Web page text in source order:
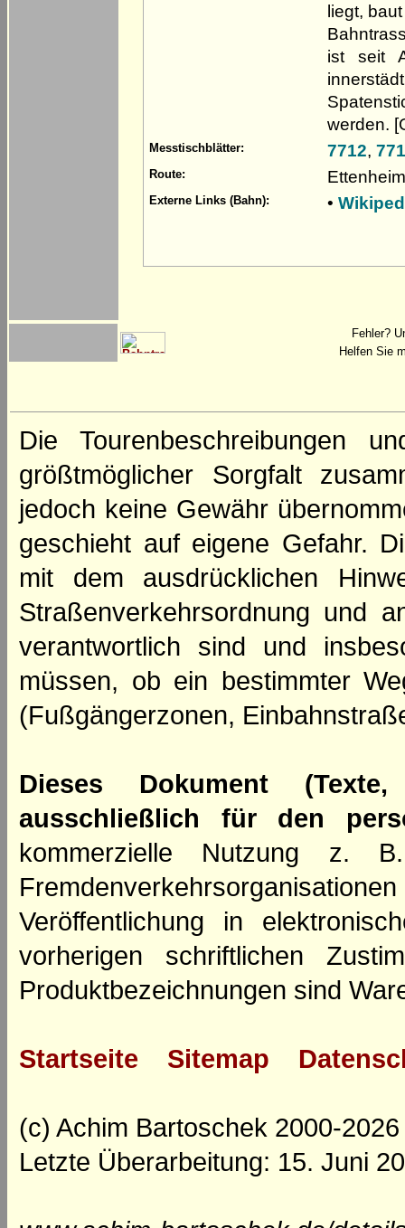
liegt,
ist seit
werden.
Messtischblätter: 7712,
Route:
Externe Links (Bahn): •
Fehler?
Helfen Sie
Die Tourenbeschreibungen
größtmöglicher Sorgfalt
jedoch keine Gewähr
geschieht auf eigene Gefahr.
mit dem ausdrücklichen
Straßenverkehrsordnung und
verantwortlich sind und
müssen, ob ein bestimmter
(Fußgängerzonen,
Dieses Dokument
ausschließlich für den
kommerzielle Nutzung z.
Veröffentlichung in
vorherigen schriftlichen
Produktbezeichnungen sind
Startseite Sitemap
(c) Achim Bartoschek 2000-2026
Letzte Überarbeitung: 15. Juni